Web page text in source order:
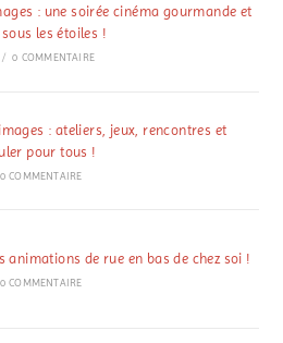
: une soirée cinéma gourmande et
les étoiles !
/ 0 COMMENTAIRE
: ateliers, jeux, rencontres et
pour tous !
0 COMMENTAIRE
animations de rue en bas de chez soi !
0 COMMENTAIRE